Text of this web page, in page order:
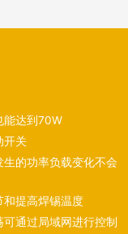
能达到70W
开关
的功率负载变化不会
和提高焊锡温度
通过局域网进行控制